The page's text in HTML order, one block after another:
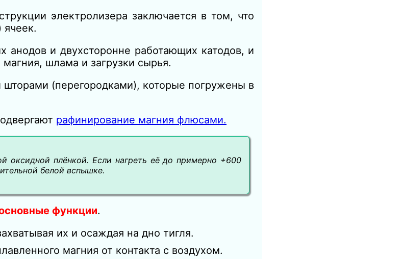
электролизера заключается в том, что
анодов и двухсторонне работающих катодов, и
шлама и загрузки сырья.
(перегородками), которые погружены в
рафинирование магния флюсами.
оксидной плёнкой. Если нагреть её до примерно +600
белой вспышке.
функции.
их и осаждая на дно тигля.
магния от контакта с воздухом.